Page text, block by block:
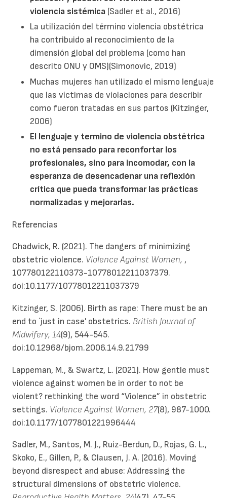
violencia sistémica (Sadler et al., 2016)
La utilización del término violencia obstétrica
ha contribuido al reconocimiento de la
dimensión global del problema (como han
descrito ONU y OMS)(Simonovic, 2019)
Muchas mujeres han utilizado el mismo lenguaje
que las víctimas de violaciones para describir
como fueron tratadas en sus partos (Kitzinger,
2006)
El lenguaje y termino de violencia obstétrica
no está pensado para reconfortar los
profesionales, sino para incomodar, con la
esperanza de desencadenar una reflexión
crítica que pueda transformar las prácticas
normalizadas y mejorarlas.
Referencias
Chadwick, R. (2021). The dangers of minimizing
obstetric violence. Violence Against Women, ,
107780122110373-10778012211037379.
doi:10.1177/10778012211037379
Kitzinger, S. (2006). Birth as rape: There must be an
end to `just in case' obstetrics. British Journal of
Midwifery, 14(9), 544-545.
doi:10.12968/bjom.2006.14.9.21799
Lappeman, M., & Swartz, L. (2021). How gentle must
violence against women be in order to not be
violent? rethinking the word “Violence” in obstetric
settings. Violence Against Women, 27(8), 987-1000.
doi:10.1177/1077801221996444
Sadler, M., Santos, M. J., Ruiz-Berdun, D., Rojas, G. L.,
Skoko, E., Gillen, P., & Clausen, J. A. (2016). Moving
beyond disrespect and abuse: Addressing the
structural dimensions of obstetric violence.